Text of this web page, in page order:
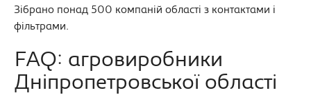
Зібрано понад 500 компаній області з контактами і
фільтрами.
FAQ: агровиробники
Дніпропетровської області